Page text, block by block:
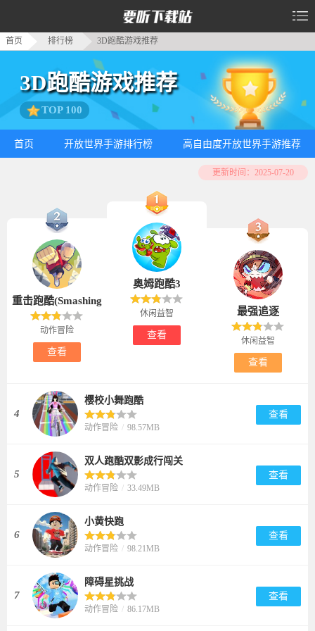
首页 排行榜 3D跑酷游戏推荐
3D跑酷游戏推荐
TOP 100
首页 开放世界手游排行榜 高自由度开放世界手游推荐
更新时间：2025-07-20
奥姆跑酷3
休闲益智
查看
重击跑酷(Smashing
Rush)
动作冒险
查看
最强追逐
休闲益智
查看
4
樱校小舞跑酷
动作冒险 / 98.57MB
查看
5
双人跑酷双影成行闯关
动作冒险 / 33.49MB
查看
6
小黄快跑
动作冒险 / 98.21MB
查看
7
障碍星挑战
动作冒险 / 86.17MB
查看